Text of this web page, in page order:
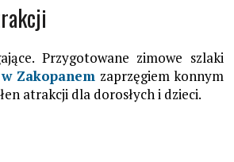
Przygotowane zimowe szlaki
Zakopanem zaprzęgiem konnym
atrakcji dla dorosłych i dzieci.